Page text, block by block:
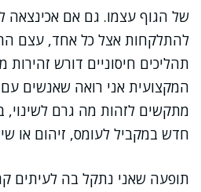
של הגוף עצמו. גם אם אכינצאה
להתלקחות אצל כל אחד, עצם
תהליכים חיסוניים דורש
המקצועית אני רואה שאנשים
מתקשים לזהות מה גרם לשינוי,
חדש במקביל לעומס, זיהום או
תופעה שאני נתקל בה לעיתים